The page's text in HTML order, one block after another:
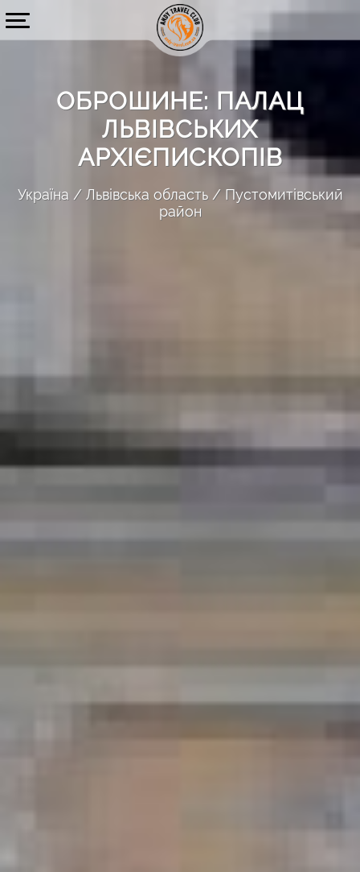
ОБРОШИНЕ: ПАЛАЦ
ЛЬВІВСЬКИХ
АРХІЄПИСКОПІВ
Україна Львівська область
Пустомитівський
район